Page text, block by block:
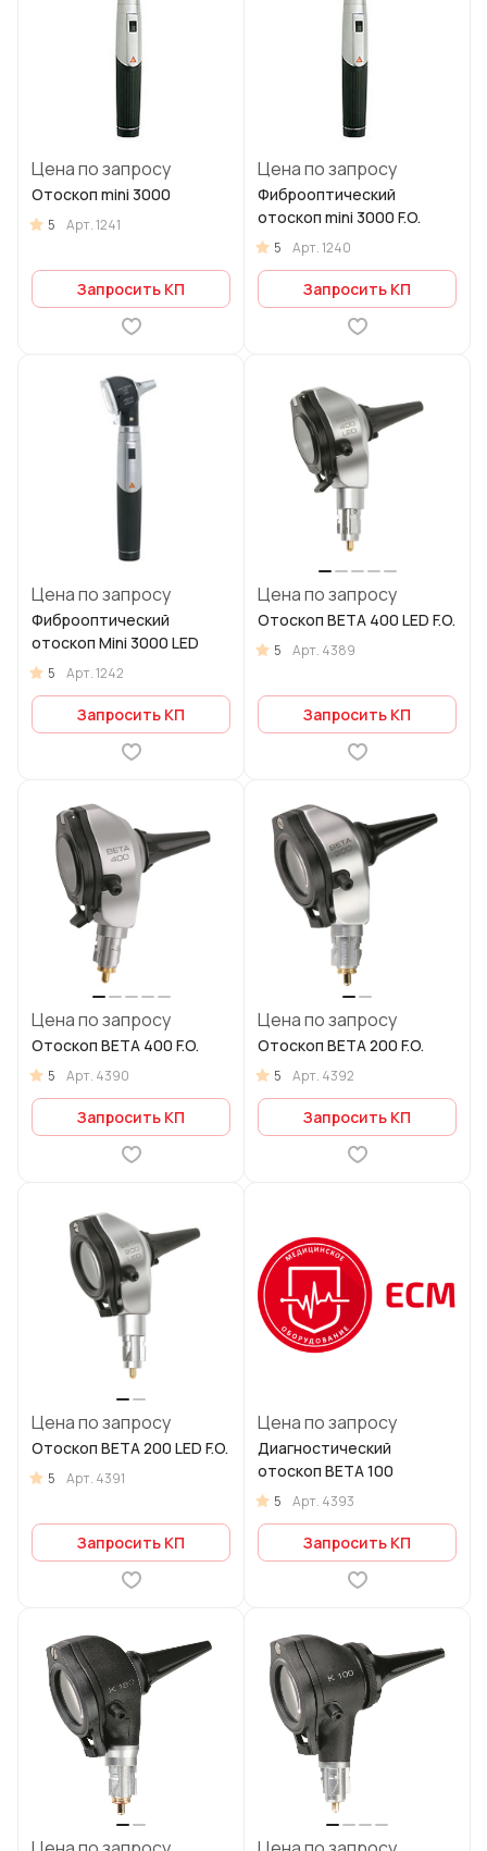
Цена по запросу
Отоскоп mini 3000
5 Арт.1241
Запросить КП
Цена по запросу
Фиброоптический
отоскоп mini 3000 F.O.
5 Арт.1240
Запросить КП
Цена по запросу
Фиброоптический
отоскоп Mini 3000 LED
5 Арт.1242
Запросить КП
Цена по запросу
Отоскоп BETA 400 LED F.O.
5 Арт. 4389
Запросить КП
Цена по запросу
Отоскоп BETA 400 F.O.
5 Арт. 4390
Запросить КП
Цена по запросу
Отоскоп BETA 200 F.O.
5 Арт. 4392
Запросить КП
Цена по запросу
Отоскоп BETA 200 LED F.O.
5 Арт. 4391
Запросить КП
Цена по запросу
Диагностический
отоскоп ВЕТА 100
5 Арт. 4393
Запросить КП